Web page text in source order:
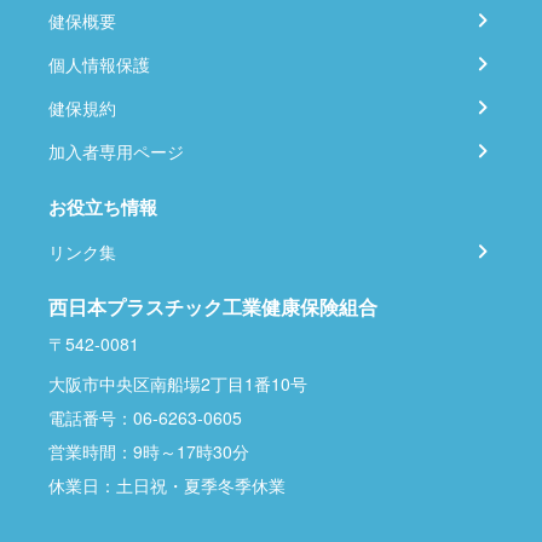
健保概要
個人情報保護
健保規約
加入者専用ページ
お役立ち情報
リンク集
西日本プラスチック工業健康保険組合
〒542-0081
大阪市中央区南船場2丁目1番10号
電話番号：06-6263-0605
営業時間：9時～17時30分
休業日：土日祝・夏季冬季休業